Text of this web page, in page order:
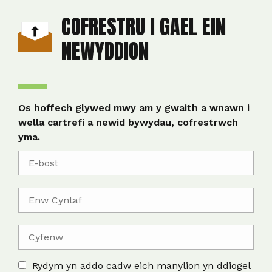
COFRESTRU I GAEL EIN
NEWYDDION
Os hoffech glywed mwy am y gwaith a wnawn i
wella cartrefi a newid bywydau, cofrestrwch
yma.
Rydym yn addo cadw eich manylion yn ddiogel